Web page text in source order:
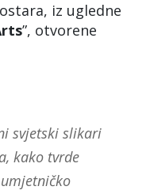
iz ugledne
”, otvorene
svjetski slikari
kako tvrde